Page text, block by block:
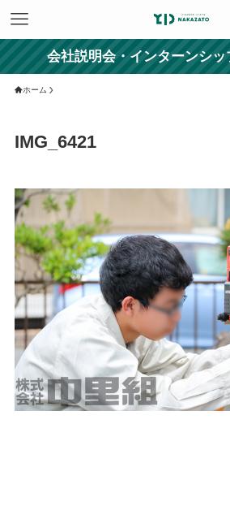
会社説明会・インターンシ
ホーム
IMG_6421